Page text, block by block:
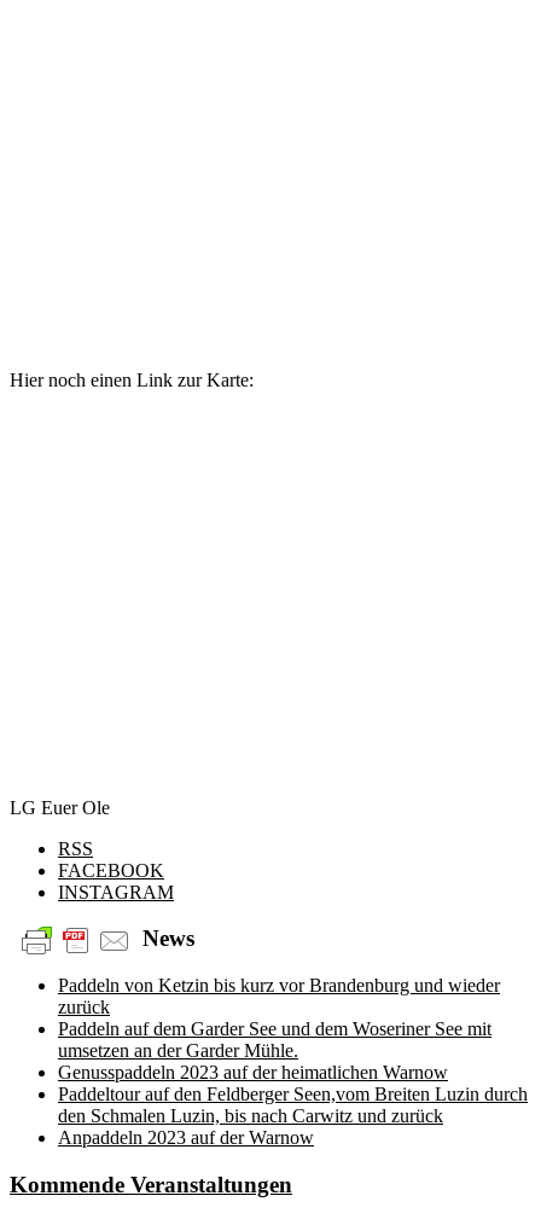
Hier noch einen Link zur Karte:
LG Euer Ole
RSS
FACEBOOK
INSTAGRAM
News
Paddeln von Ketzin bis kurz vor Brandenburg und wieder
zurück
Paddeln auf dem Garder See und dem Woseriner See mit
umsetzen an der Garder Mühle.
Genusspaddeln 2023 auf der heimatlichen Warnow
Paddeltour auf den Feldberger Seen,vom Breiten Luzin durch
den Schmalen Luzin, bis nach Carwitz und zurück
Anpaddeln 2023 auf der Warnow
Kommende Veranstaltungen